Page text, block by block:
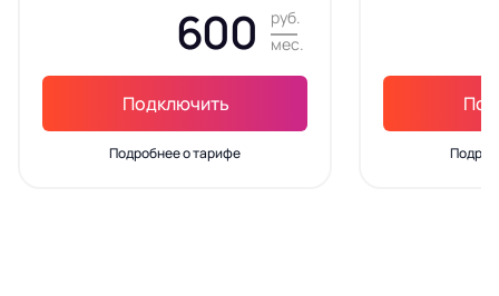
600
руб.
мес.
Подключить
Подробнее о тарифе